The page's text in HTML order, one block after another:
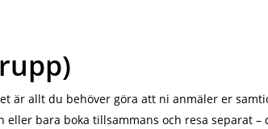
är allt du behöver göra att ni anmäler er
bara boka tillsammans och resa separat –